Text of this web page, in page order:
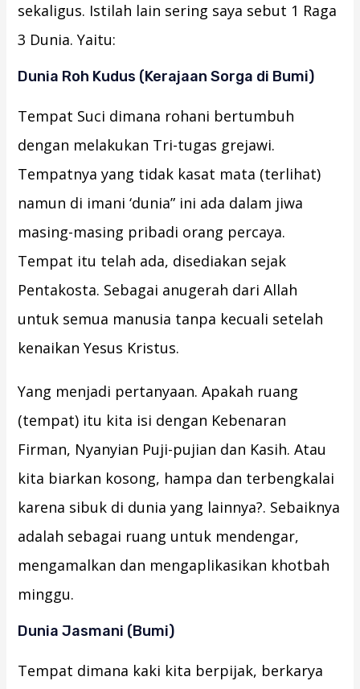
sekaligus. Istilah lain sering saya sebut 1 Raga
3 Dunia. Yaitu:
Dunia Roh Kudus (Kerajaan Sorga di Bumi)
Tempat Suci dimana rohani bertumbuh
dengan melakukan Tri-tugas grejawi.
Tempatnya yang tidak kasat mata (terlihat)
namun di imani ‘dunia” ini ada dalam jiwa
masing-masing pribadi orang percaya.
Tempat itu telah ada, disediakan sejak
Pentakosta. Sebagai anugerah dari Allah
untuk semua manusia tanpa kecuali setelah
kenaikan Yesus Kristus.
Yang menjadi pertanyaan. Apakah ruang
(tempat) itu kita isi dengan Kebenaran
Firman, Nyanyian Puji-pujian dan Kasih. Atau
kita biarkan kosong, hampa dan terbengkalai
karena sibuk di dunia yang lainnya?. Sebaiknya
adalah sebagai ruang untuk mendengar,
mengamalkan dan mengaplikasikan khotbah
minggu.
Dunia Jasmani (Bumi)
Tempat dimana kaki kita berpijak, berkarya